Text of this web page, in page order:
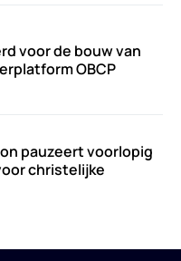
voor de bouw van
OBCP
pauzeert voorlopig
christelijke